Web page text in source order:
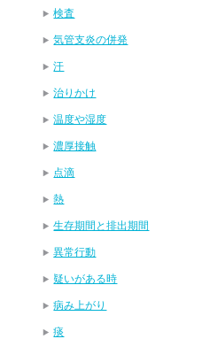
検査
気管支炎の併発
汗
治りかけ
温度や湿度
濃厚接触
点滴
熱
生存期間と排出期間
異常行動
疑いがある時
病み上がり
痰